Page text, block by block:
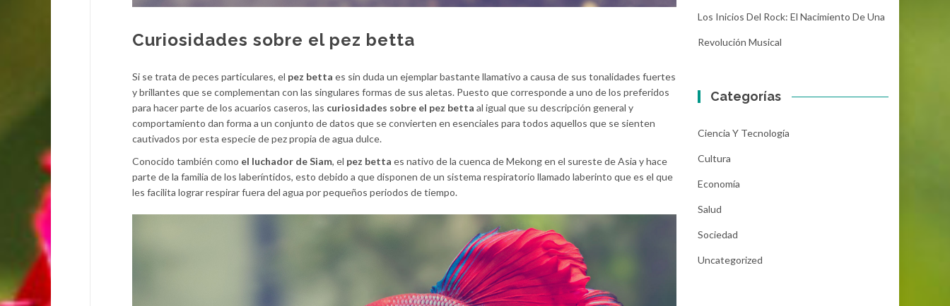
Curiosidades sobre el pez betta
Si se trata de peces particulares, el pez betta es sin duda un ejemplar bastante llamativo a causa de sus tonalidades fuertes
y brillantes que se complementan con las singulares formas de sus aletas. Puesto que corresponde a uno de los preferidos
para hacer parte de los acuarios caseros, las curiosidades sobre el pez betta al igual que su descripción general y
comportamiento dan forma a un conjunto de datos que se convierten en esenciales para todos aquellos que se sienten
cautivados por esta especie de pez propia de agua dulce.
Conocido también como el luchador de Siam, el pez betta es nativo de la cuenca de Mekong en el sureste de Asia y hace
parte de la familia de los laberíntidos, esto debido a que disponen de un sistema respiratorio llamado laberinto que es el que
les facilita lograr respirar fuera del agua por pequeños periodos de tiempo.
Los Inicios Del Rock: El Nacimiento De Una
Revolución Musical
Categorías
Ciencia Y Tecnología
Cultura
Economía
Salud
Sociedad
Uncategorized